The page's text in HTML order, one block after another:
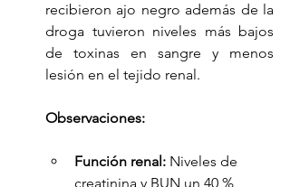
recibieron ajo negro además de la
droga tuvieron niveles más bajos
de toxinas en sangre y menos
lesión en el tejido renal.
Observaciones:
Función renal: Niveles de
creatinina y BUN un 40 %